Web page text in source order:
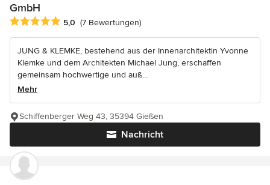
GmbH
Durchschnittliche Bewertung: 5 von 5 Sternen
5,0 (7 Bewertungen)
JUNG & KLEMKE, bestehend aus der Innenarchitektin Yvonne
Klemke und dem Architekten Michael Jung, erschaffen
gemeinsam hochwertige und auß...
Mehr
Nachricht
Schiffenberger Weg 43, 35394 Gießen